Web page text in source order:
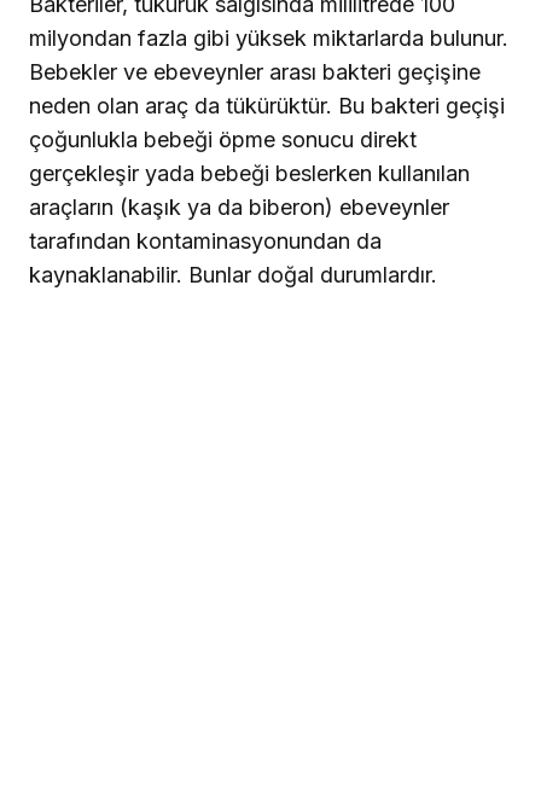
milyondan fazla gibi yüksek miktarlarda bulunur.
Bebekler ve ebeveynler arası bakteri geçişine
neden olan araç da tükürüktür. Bu bakteri geçişi
çoğunlukla bebeği öpme sonucu direkt
gerçekleşir yada bebeği beslerken kullanılan
araçların (kaşık ya da biberon) ebeveynler
tarafından kontaminasyonundan da
kaynaklanabilir. Bunlar doğal durumlardır.